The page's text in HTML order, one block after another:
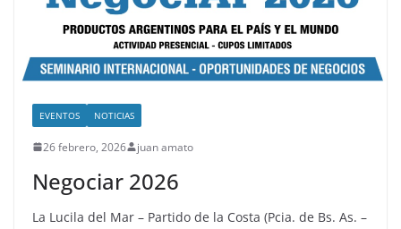
EVENTOS NOTICIAS
26 febrero, 2026 juan amato
Negociar 2026
La Lucila del Mar – Partido de la Costa (Pcia. de Bs. As. –